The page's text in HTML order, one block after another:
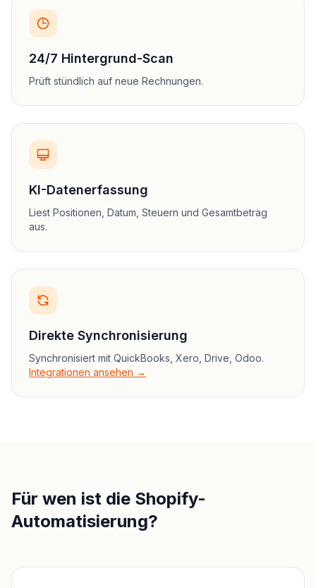
24/7 Hintergrund-Scan
Prüft stündlich auf neue Rechnungen.
KI-Datenerfassung
Liest Positionen, Datum, Steuern und Gesamtbetrag
aus.
Direkte Synchronisierung
Synchronisiert mit QuickBooks, Xero, Drive, Odoo.
Integrationen ansehen →
Für wen ist die Shopify-
Automatisierung?